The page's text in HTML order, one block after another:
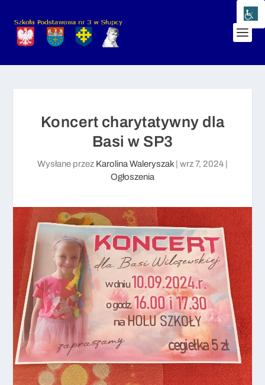
Koncert charytatywny dla
Basi w SP3
Wysłane przez Karolina Waleryszak wrz 7, 2024
Ogłoszenia